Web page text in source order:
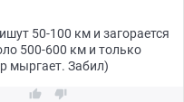
50-100 км и загорается
500-600 км и только
мыргает. Забил)
 